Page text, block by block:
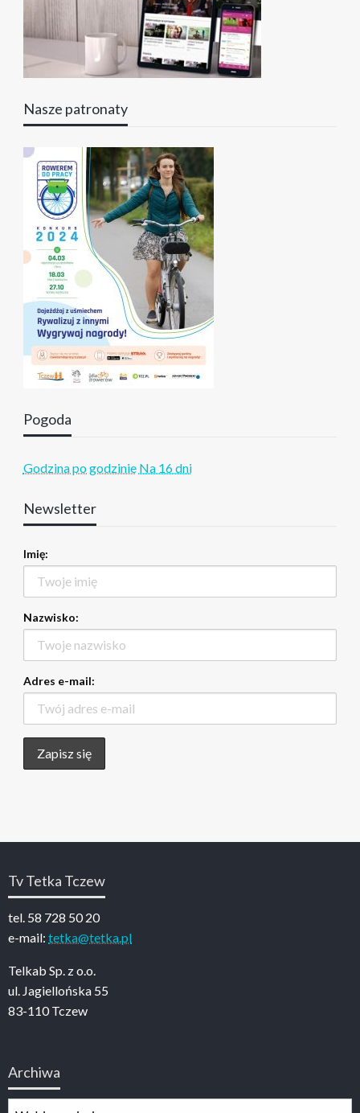
Nasze patronaty
Pogoda
Godzina po godzinie Na 16 dni
Newsletter
Imię:
Nazwisko:
Adres e-mail:
Tv Tetka Tczew
tel. 58 728 50 20
e-mail: tetka@tetka.pl
Telkab Sp. z o.o.
ul. Jagiellońska 55
83-110 Tczew
Archiwa